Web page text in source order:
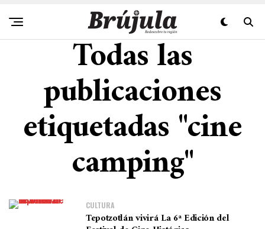
Todas las
publicaciones
etiquetadas "cine
camping"
CULTURA
Tepotzotlán vivirá La 6ª Edición del